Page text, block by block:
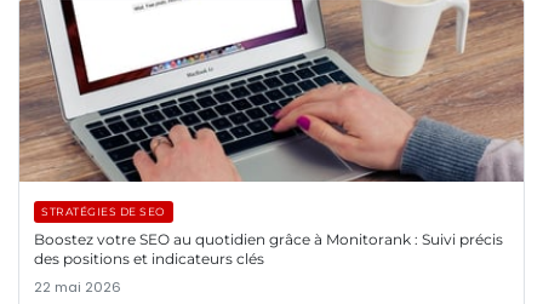
STRATÉGIES DE SEO
Boostez votre SEO au quotidien grâce à Monitorank : Suivi précis
des positions et indicateurs clés
22 mai 2026